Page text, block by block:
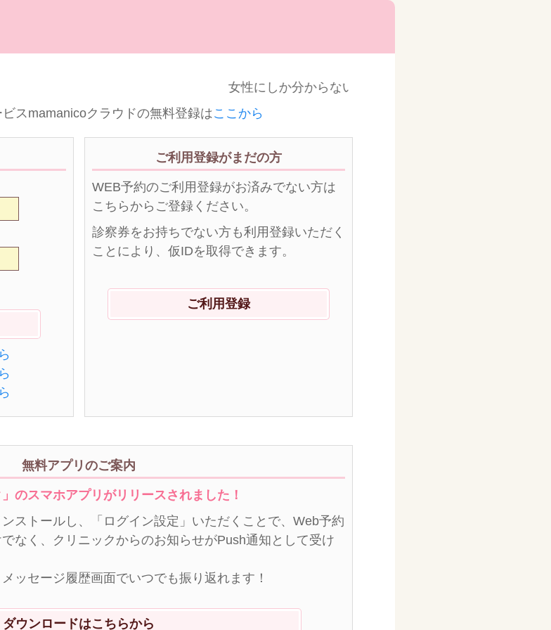
女性にしか分からない出産、育児についての心の不安
スmamanicoクラウドの無料登録はここから
ご利用登録がまだの方
WEB予約のご利用登録がお済みでない方は
こちらからご登録ください。
診察券をお持ちでない方も利用登録いただく
ことにより、仮IDを取得できます。
ご利用登録
無料アプリのご案内
のスマホアプリがリリースされました！
ストールし、「ログイン設定」いただくことで、Web予約
なく、クリニックからのお知らせがPush通知として受け
ッセージ履歴画面でいつでも振り返れます！
ダウンロードはこちらから